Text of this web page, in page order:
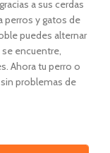
a sus cerdas
perros y gatos de
puedes alternar
encuentre,
Ahora tu perro o
problemas de